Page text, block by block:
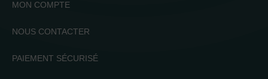
MON COMPTE
NOUS CONTACTER
PAIEMENT SÉCURISÉ